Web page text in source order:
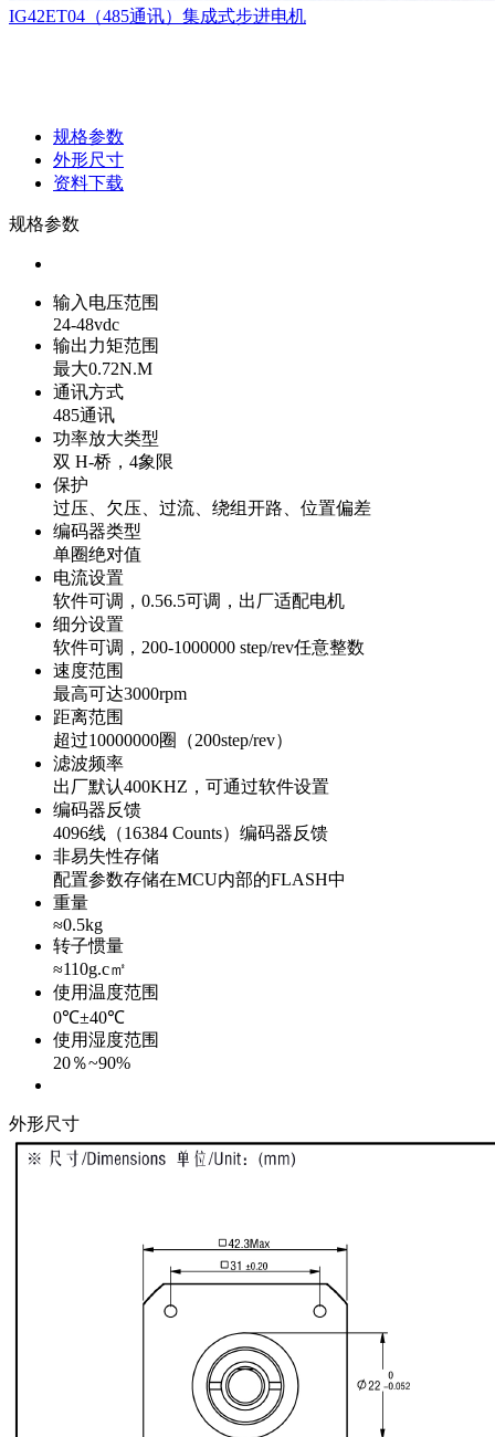
IG42ET04（485通讯）集成式步进电机
规格参数
外形尺寸
资料下载
规格参数
输入电压范围
24-48vdc
输出力矩范围
最大0.72N.M
通讯方式
485通讯
功率放大类型
双 H-桥，4象限
保护
过压、欠压、过流、绕组开路、位置偏差
编码器类型
单圈绝对值
电流设置
软件可调，0.56.5可调，出厂适配电机
细分设置
软件可调，200-1000000 step/rev任意整数
速度范围
最高可达3000rpm
距离范围
超过10000000圈（200step/rev）
滤波频率
出厂默认400KHZ，可通过软件设置
编码器反馈
4096线（16384 Counts）编码器反馈
非易失性存储
配置参数存储在MCU内部的FLASH中
重量
≈0.5kg
转子惯量
≈110g.c㎡
使用温度范围
0℃±40℃
使用湿度范围
20％~90%
外形尺寸